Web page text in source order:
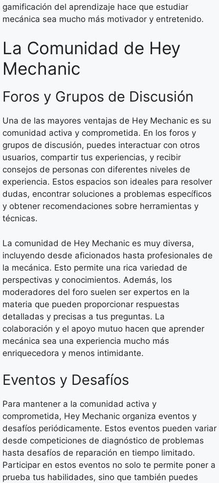
gamificación del aprendizaje hace que estudiar
mecánica sea mucho más motivador y entretenido.
La Comunidad de Hey
Mechanic
Foros y Grupos de Discusión
Una de las mayores ventajas de Hey Mechanic es su
comunidad activa y comprometida. En los foros y
grupos de discusión, puedes interactuar con otros
usuarios, compartir tus experiencias, y recibir
consejos de personas con diferentes niveles de
experiencia. Estos espacios son ideales para resolver
dudas, encontrar soluciones a problemas específicos
y obtener recomendaciones sobre herramientas y
técnicas.
La comunidad de Hey Mechanic es muy diversa,
incluyendo desde aficionados hasta profesionales de
la mecánica. Esto permite una rica variedad de
perspectivas y conocimientos. Además, los
moderadores del foro suelen ser expertos en la
materia que pueden proporcionar respuestas
detalladas y precisas a tus preguntas. La
colaboración y el apoyo mutuo hacen que aprender
mecánica sea una experiencia mucho más
enriquecedora y menos intimidante.
Eventos y Desafíos
Para mantener a la comunidad activa y
comprometida, Hey Mechanic organiza eventos y
desafíos periódicamente. Estos eventos pueden variar
desde competiciones de diagnóstico de problemas
hasta desafíos de reparación en tiempo limitado.
Participar en estos eventos no solo te permite poner a
prueba tus habilidades, sino que también puedes